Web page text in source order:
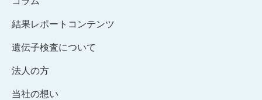
結果レポートコンテンツ
遺伝子検査について
法人の方
当社の想い